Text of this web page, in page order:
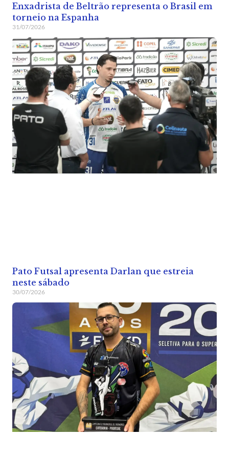
Enxadrista de Beltrão representa o Brasil em
torneio na Espanha
31/07/2026
Pato Futsal apresenta Darlan que estreia
neste sábado
30/07/2026